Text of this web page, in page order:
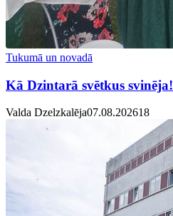
Tukumā un novadā
Kā Dzintarā svētkus svinēja!
Valda Dzelzkalēja07.08.202618